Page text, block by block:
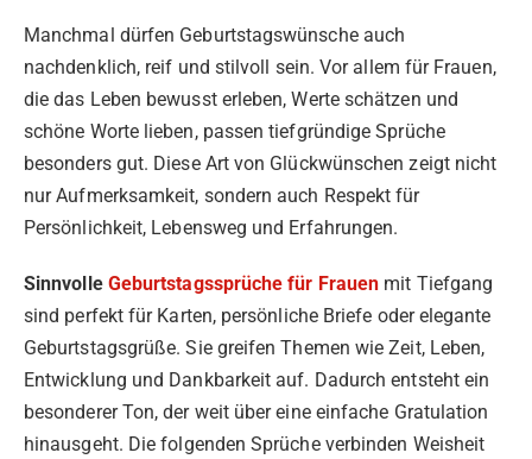
Manchmal dürfen Geburtstagswünsche auch
nachdenklich, reif und stilvoll sein. Vor allem für Frauen,
die das Leben bewusst erleben, Werte schätzen und
schöne Worte lieben, passen tiefgründige Sprüche
besonders gut. Diese Art von Glückwünschen zeigt nicht
nur Aufmerksamkeit, sondern auch Respekt für
Persönlichkeit, Lebensweg und Erfahrungen.
Sinnvolle Geburtstagssprüche für Frauen mit Tiefgang
sind perfekt für Karten, persönliche Briefe oder elegante
Geburtstagsgrüße. Sie greifen Themen wie Zeit, Leben,
Entwicklung und Dankbarkeit auf. Dadurch entsteht ein
besonderer Ton, der weit über eine einfache Gratulation
hinausgeht. Die folgenden Sprüche verbinden Weisheit